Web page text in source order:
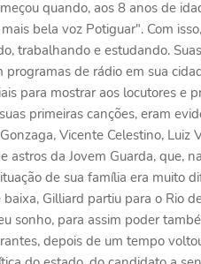
quando, aos 8 anos de
bela voz Potiguar". Com
trabalhando e estudando.
programas de rádio em sua
para mostrar aos locutores e
primeiras canções, eram
Vicente Celestino, Luiz
astros da Jovem Guarda, que,
de sua família era muito
Gilliard partiu para o Rio
sonho, para assim poder
depois de um tempo